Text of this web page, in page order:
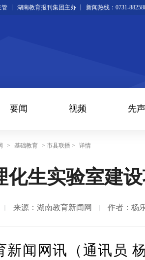
管 湖南教育报刊集团主办 新闻热线：0731-
要闻 视频 先声
> 基础教育 > 市县联播 > 详情
化生实验室建
来源：湖南教育新闻网 作者：杨
新闻网讯（通讯员